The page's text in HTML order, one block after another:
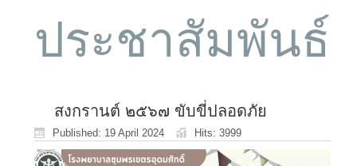
ประชาสัมพันธ์
สงกรานต์ ๒๕๖๗ ขับขี่ปลอดภัย
Published: 19 April 2024 Hits: 3999